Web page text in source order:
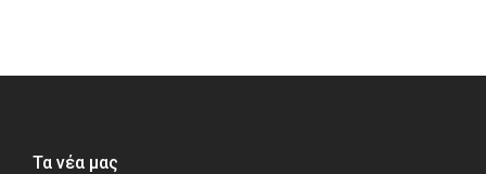
Τα νέα μας